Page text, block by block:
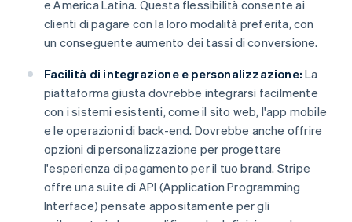
e America Latina. Questa flessibilità consente ai
clienti di pagare con la loro modalità preferita, con
un conseguente aumento dei tassi di conversione.
Facilità di integrazione e personalizzazione: La
piattaforma giusta dovrebbe integrarsi facilmente
con i sistemi esistenti, come il sito web, l'app mobile
e le operazioni di back-end. Dovrebbe anche offrire
opzioni di personalizzazione per progettare
l'esperienza di pagamento per il tuo brand. Stripe
offre una suite di API (Application Programming
Interface) pensate appositamente per gli